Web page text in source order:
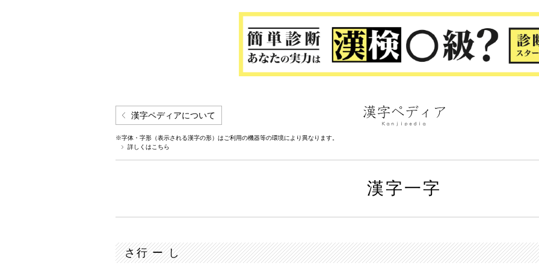
漢字ペディアについて
※字体・字形（表示される漢字の形）はご利用の機器等の環境により異なります。
詳しくはこちら
漢字一字
さ行 ー し